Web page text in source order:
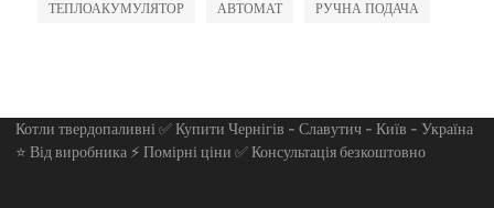
ТЕПЛОАКУМУЛЯТОР АВТОМАТ РУЧНА ПОДАЧА
Котли твердопаливні ✅ Купити Чернігів - Славутич - Київ - Україна
⭐ Від виробника ⚡ Помірні ціни ✅ Консультація безкоштовно